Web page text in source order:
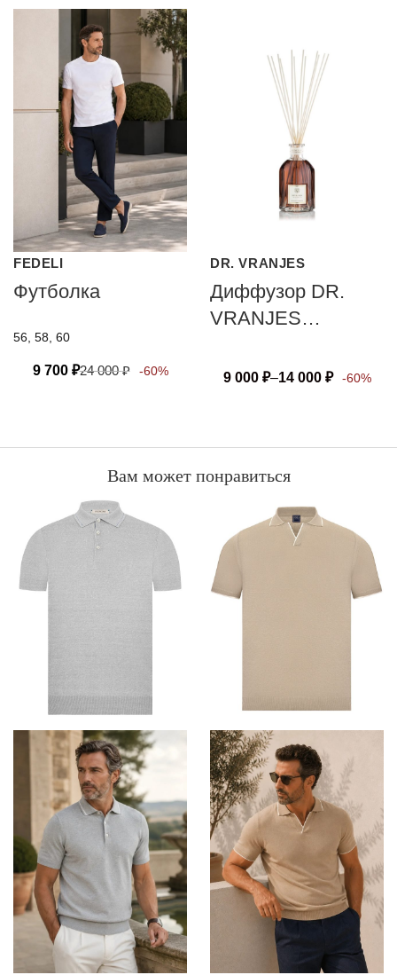
FEDELI
Футболка
56, 58, 60
9 700 ₽24 000₽ -60%
DR. VRANJES
Диффузор DR.
VRANJES
ARANCIO UVA
9 000 ₽–14 000 ₽ -60%
Вам может понравиться